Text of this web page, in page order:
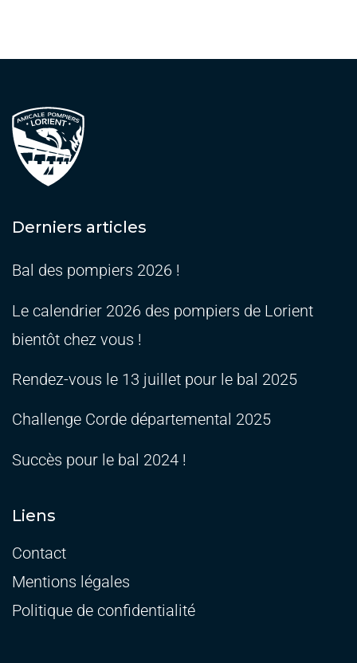
Derniers articles
Bal des pompiers 2026 !
Le calendrier 2026 des pompiers de Lorient
bientôt chez vous !
Rendez-vous le 13 juillet pour le bal 2025
Challenge Corde départemental 2025
Succès pour le bal 2024 !
Liens
Contact
Mentions légales
Politique de confidentialité